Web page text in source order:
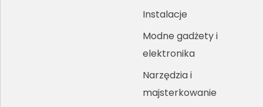
Instalacje
Modne gadżety i
elektronika
Narzędzia i
majsterkowanie